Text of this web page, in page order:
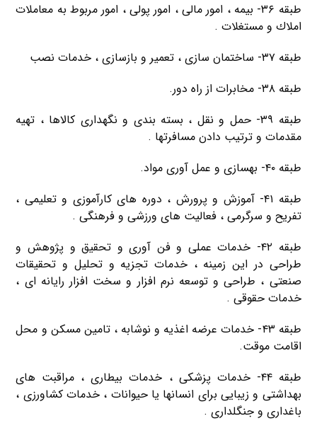
طبقه ۳۶- بیمه ، امور مالی ، امور پولی ، امور مربوط به معاملات
املاك و مستغلات .
طبقه ۳۷- ساختمان سازی ، تعمیر و بازسازی ، خدمات نصب
طبقه ۳۸- مخابرات از راه دور.
طبقه ۳۹- حمل و نقل ، بسته بندی و نگهداری كالاها ، تهیه
مقدمات و ترتیب دادن مسافرتها .
طبقه ۴۰- بهسازی و عمل آوری مواد.
طبقه ۴۱- آموزش و پرورش ، دوره های كارآموزی و تعلیمی ،
تفریح و سرگرمی ، فعالیت های ورزشی و فرهنگی .
طبقه ۴۲- خدمات عملی و فن آوری و تحقیق و پژوهش و
طراحی در این زمینه ، خدمات تجزیه و تحلیل و تحقیقات
صنعتی ، طراحی و توسعه نرم افزار و سخت افزار رایانه ای ،
خدمات حقوقی .
طبقه ۴۳- خدمات عرضه اغذیه و نوشابه ، تامین مسكن و محل
اقامت موقت.
طبقه ۴۴- خدمات پزشكی ، خدمات بیطاری ، مراقبت های
بهداشتی و زیبایی برای انسانها یا حیوانات ، خدمات كشاورزی ،
باغداری و جنگلداری .